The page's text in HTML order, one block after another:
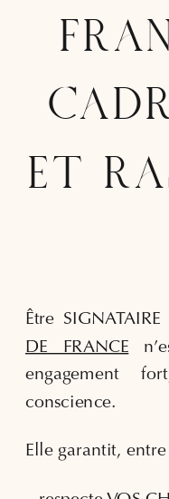
ET
Être SIGNATAIRE
DE FRANCE
engagement
conscience.
Elle garantit,